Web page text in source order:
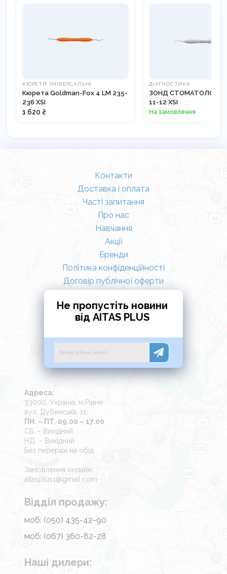
КЮРЕТИ УНІВЕРСАЛЬНІ
Кюрета Goldman-Fox 4 LM 235-
236 XSI
1 620 ₴
ДІАГНОСТИКА
ЗОНД
11-12 XSI
На замовлення
Контакти
Доставка і оплата
Часті запитання
Про нас
Навчання
Акції
Бренди
Політика конфіденційності
Договір публічної оферти
Не пропустіть новини
від AITAS PLUS
Адреса:
33000, Україна, м.Рівне
вул. Дубенська, 11
ПН. – ПТ. 09.00 – 17.00
СБ. – Вихідний
НД. – Вихідний
Без перерви на обід
Замовлення онлайн:
aitasplus1@gmail.com
Відділ продажу:
моб: (050) 435-42-90
моб: (067) 360-82-28
Наші дилери: